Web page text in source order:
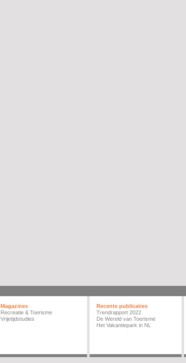
Magazines
Recreatie & Toerisme
Vrijetijdstudies
Recente publicaties
Trendrapport 2022
De Wereld van Toerisme
Het Vakantiepark in NL